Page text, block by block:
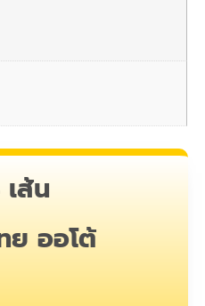
ส้น
ย ออโต้